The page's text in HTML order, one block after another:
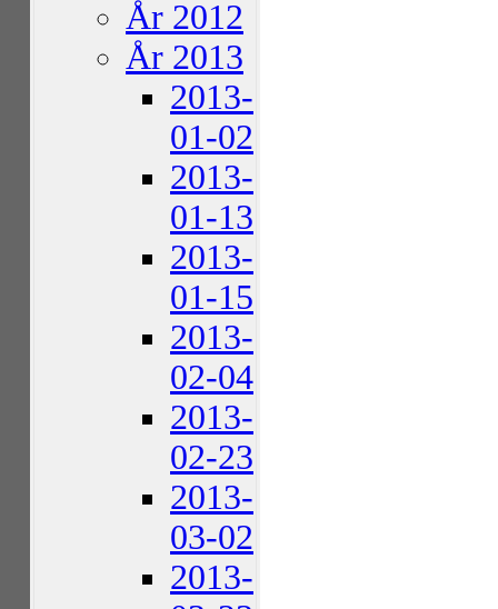
År 2012
År 2013
2013-
01-02
2013-
01-13
2013-
01-15
2013-
02-04
2013-
02-23
2013-
03-02
2013-